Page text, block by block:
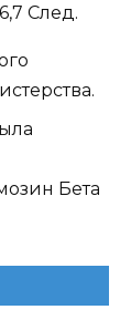
След.
Бета